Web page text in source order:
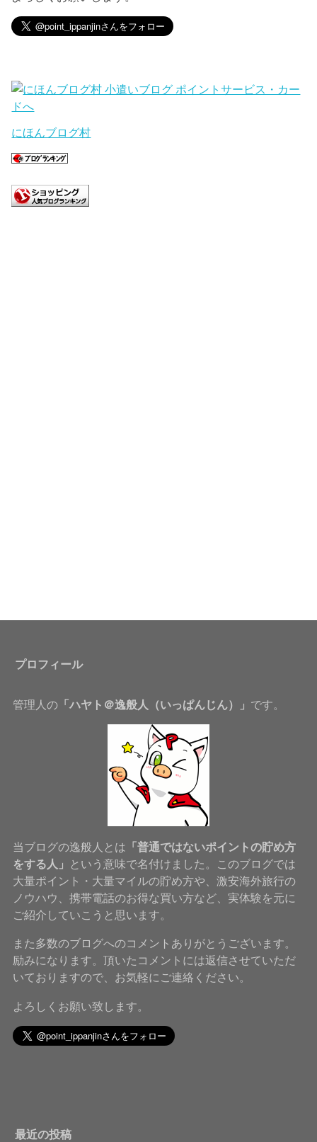
にほんブログ村
プロフィール
管理人の「ハヤト＠逸般人（いっぱんじん）」 です。
当ブログの逸般人とは 「普通ではないポイントの貯め方
をする人」
という意味で名付けました。このブログでは
大量ポイント・大量マイルの貯め方や、激安海外旅行の
ノウハウ、携帯電話のお得な買い方など、実体験を元に
ご紹介していこうと思います。
また多数のブログへのコメントありがとうございます。
励みになります。頂いたコメントには返信させていただ
いておりますので、お気軽にご連絡ください。
よろしくお願い致します。
最近の投稿